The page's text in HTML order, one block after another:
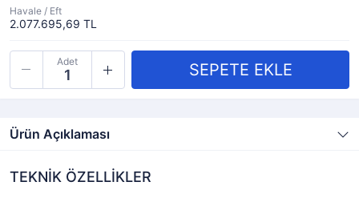
Havale / Eft
2.077.695,69 TL
Adet
Ürün Açıklaması
TEKNİK ÖZELLİKLER